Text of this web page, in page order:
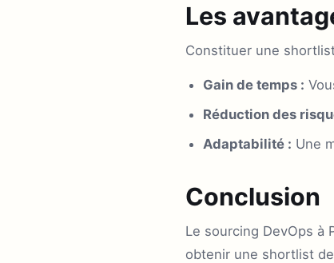
Les
Constituer une
Gain de temps :
Réduction des
Adaptabilité : Une
Conclusion
Le sourcing DevOps à
obtenir une shortlist